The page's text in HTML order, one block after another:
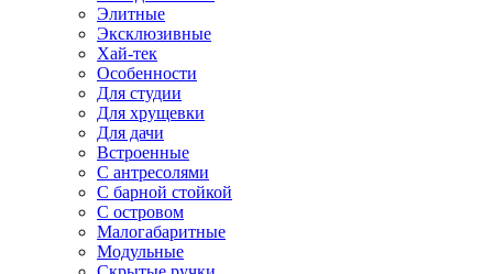
Элитные
Эксклюзивные
Хай-тек
Особенности
Для студии
Для хрущевки
Для дачи
Встроенные
С антресолями
С барной стойкой
С островом
Малогабаритные
Модульные